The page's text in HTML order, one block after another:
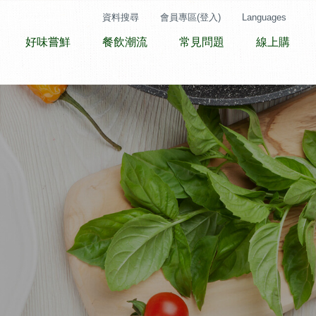
好味嘗鮮 餐飲潮流 常見問題 線上購
資料搜尋 會員專區(登入) Languages